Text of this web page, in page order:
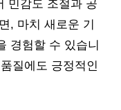
민감도 조절과 공
, 마치 새로운 기
경험할 수 있습니
질에도 긍정적인